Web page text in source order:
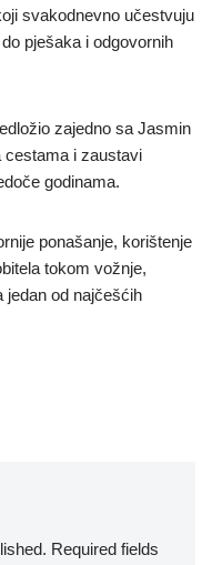
svakodnevno učestvuju
pješaka i odgovornih
zajedno sa Jasmin
cestama i zaustavi
godinama.
ponašanje, korištenje
tokom vožnje,
jedan od najčešćih
Required fields